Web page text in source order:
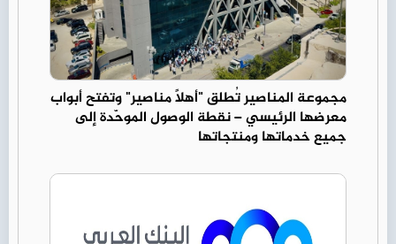
مجموعة المناصير تُطلق "أهلاً مناصير" وتفتح أبواب
معرضها الرئيسي – نقطة الوصول الموحّدة إلى
جميع خدماتها ومنتجاتها